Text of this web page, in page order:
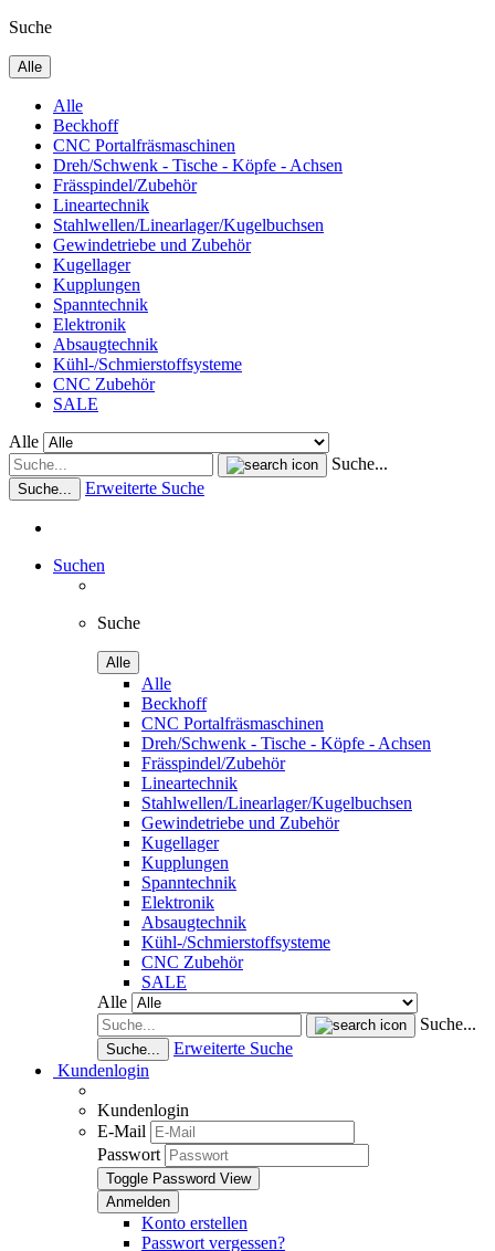
Suche
Alle
Alle
Beckhoff
CNC Portalfräsmaschinen
Dreh/Schwenk - Tische - Köpfe - Achsen
Frässpindel/Zubehör
Lineartechnik
Stahlwellen/Linearlager/Kugelbuchsen
Gewindetriebe und Zubehör
Kugellager
Kupplungen
Spanntechnik
Elektronik
Absaugtechnik
Kühl-/Schmierstoffsysteme
CNC Zubehör
SALE
Alle
Suche...
Suche... Erweiterte Suche
Suchen
Suche
Alle
Alle
Beckhoff
CNC Portalfräsmaschinen
Dreh/Schwenk - Tische - Köpfe - Achsen
Frässpindel/Zubehör
Lineartechnik
Stahlwellen/Linearlager/Kugelbuchsen
Gewindetriebe und Zubehör
Kugellager
Kupplungen
Spanntechnik
Elektronik
Absaugtechnik
Kühl-/Schmierstoffsysteme
CNC Zubehör
SALE
Alle
Suche...
Suche...
Erweiterte Suche
Kundenlogin
Kundenlogin
E-Mail
Passwort
Toggle Password View
Konto erstellen
Passwort vergessen?